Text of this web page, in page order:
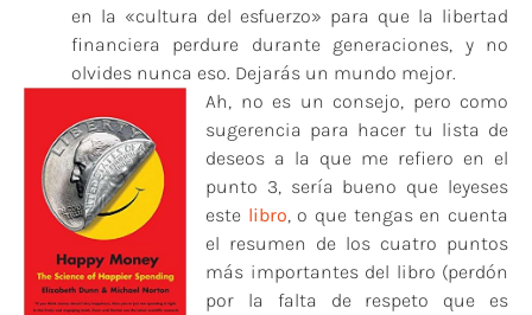
en la «cultura del esfuerzo» para que la libertad
financiera perdure durante generaciones, y no
olvides nunca eso. Dejarás un mundo mejor.
Ah, no es un consejo, pero como
sugerencia para hacer tu lista de
deseos a la que me refiero en el
punto 3, sería bueno que leyeses
este libro, o que tengas en cuenta
el resumen de los cuatro puntos
más importantes del libro (perdón
por la falta de respeto que es